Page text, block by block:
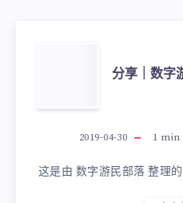
分享｜数字
2019-04-30 1 min
这是由 数字游民部落 整理